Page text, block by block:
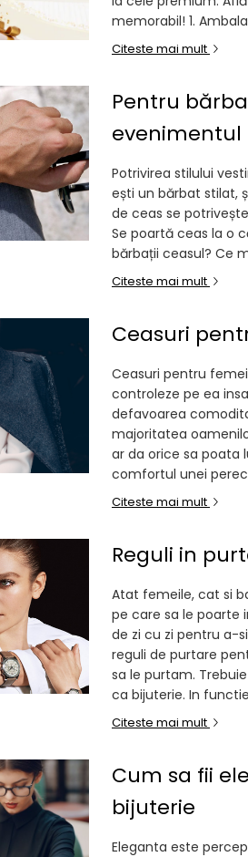
memorabil! 1.
Citeste mai mult
Pentru
evenimentul
Potrivirea stilului
ești un bărbat stilat,
de ceas se
Se poartă ceas la o
bărbații ceasul? Ce
Citeste mai mult
Ceasuri
Ceasuri pentru
controleze pe ea
defavoarea
majoritatea
ar da orice sa poata
comfortul unei
Citeste mai mult
Reguli in
Atat femeile, cat si
pe care sa le poarte
de zi cu zi pentru a-
reguli de purtare
sa le purtam.
ca bijuterie. In
Citeste mai mult
Cum sa fii
bijuterie
Eleganta este